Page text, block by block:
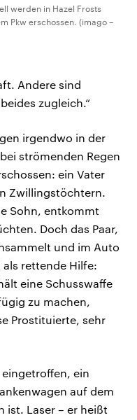
werden in Hazel Frosts
Pkw erschossen. (imago –
Andere sind
zugleich.“
irgendwo in der
strömenden Regen
ein Vater
Zwillingstöchtern.
Sohn, entkommt
Doch das Paar,
und im Auto
rettende Hilfe:
eine Schusswaffe
zu machen,
Prostituierte, sehr
ein
auf dem
ist. Laser – er heißt